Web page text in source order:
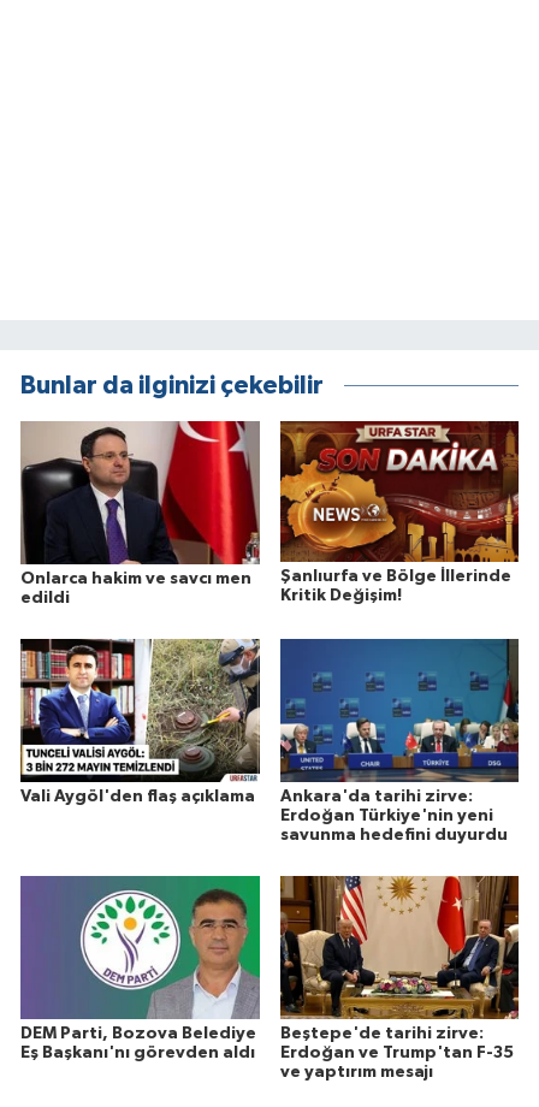
Bunlar da ilginizi çekebilir
Onlarca hakim ve savcı men
edildi
Şanlıurfa ve Bölge İllerinde
Kritik Değişim!
Vali Aygöl'den flaş açıklama
Ankara'da tarihi zirve:
Erdoğan Türkiye'nin yeni
savunma hedefini duyurdu
DEM Parti, Bozova Belediye
Eş Başkanı'nı görevden aldı
Beştepe'de tarihi zirve:
Erdoğan ve Trump'tan F-35
ve yaptırım mesajı